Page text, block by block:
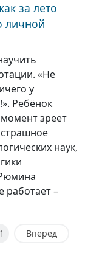
за лето
личной
«Не
у
Ребёнок
момент зреет
наук,
работает –
Вперед